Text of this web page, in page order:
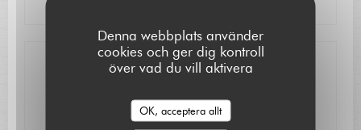
Denna webbplats använder
cookies och ger dig kontroll
över vad du vill aktivera
OK, acceptera allt
Kontakta oss
Boka ett bord
L'AUBERGE SAINT JEAN